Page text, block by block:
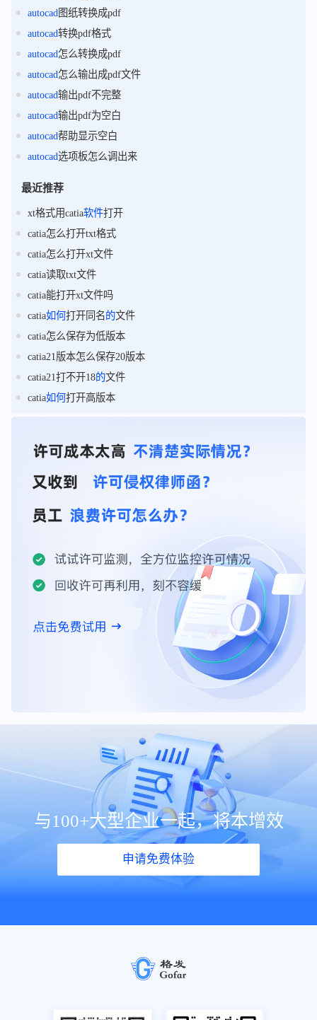
autocad图纸转换成pdf
autocad转换pdf格式
autocad怎么转换成pdf
autocad怎么输出成pdf文件
autocad输出pdf不完整
autocad输出pdf为空白
autocad帮助显示空白
autocad选项板怎么调出来
最近推荐
xt格式用catia软件打开
catia怎么打开txt格式
catia怎么打开xt文件
catia读取txt文件
catia能打开xt文件吗
catia如何打开同名的文件
catia怎么保存为低版本
catia21版本怎么保存20版本
catia21打不开18的文件
catia如何打开高版本
与100+大型企业一起，将本增效
申请免费体验